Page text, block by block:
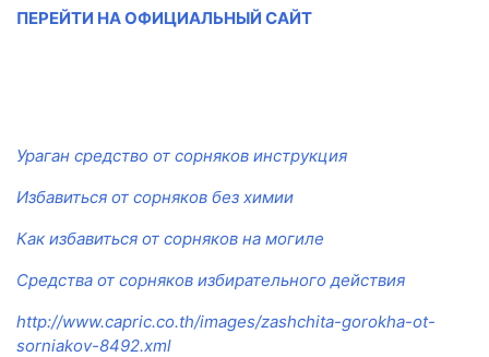
ПЕРЕЙТИ НА ОФИЦИАЛЬНЫЙ САЙТ
Ураган средство от сорняков инструкция
Избавиться от сорняков без химии
Как избавиться от сорняков на могиле
Средства от сорняков избирательного действия
http://www.capric.co.th/images/zashchita-gorokha-ot-
sorniakov-8492.xml